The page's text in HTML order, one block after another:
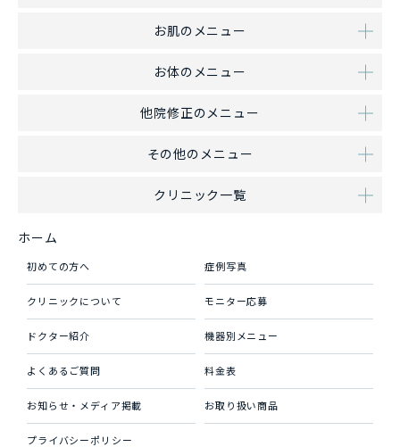
お肌のメニュー
お体のメニュー
他院修正のメニュー
その他のメニュー
クリニック一覧
ホーム
初めての方へ 症例写真
クリニックについて モニター応募
ドクター紹介 機器別メニュー
よくあるご質問 料金表
お知らせ・メディア掲載 お取り扱い商品
プライバシーポリシー